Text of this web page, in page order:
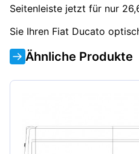
Seitenleiste jetzt für nur
Sie Ihren Fiat Ducato
Ähnliche Produkte